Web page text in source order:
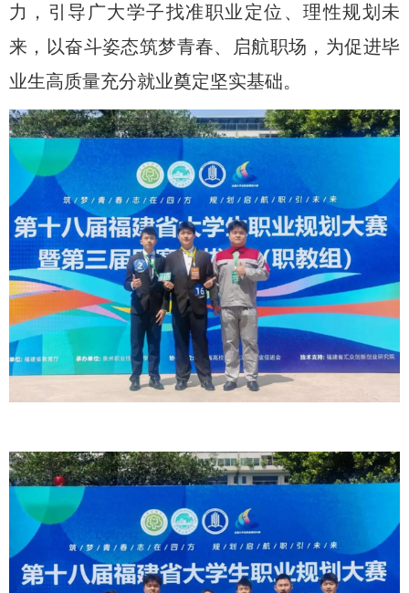
力，引导广大学子找准职业定位、理性规划未
来，以奋斗姿态筑梦青春、启航职场，为促进毕
业生高质量充分就业奠定坚实基础。